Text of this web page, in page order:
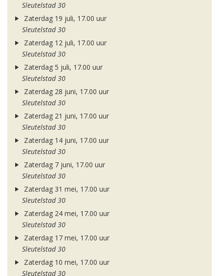
Sleutelstad 30
Zaterdag 19 juli, 17.00 uur
Sleutelstad 30
Zaterdag 12 juli, 17.00 uur
Sleutelstad 30
Zaterdag 5 juli, 17.00 uur
Sleutelstad 30
Zaterdag 28 juni, 17.00 uur
Sleutelstad 30
Zaterdag 21 juni, 17.00 uur
Sleutelstad 30
Zaterdag 14 juni, 17.00 uur
Sleutelstad 30
Zaterdag 7 juni, 17.00 uur
Sleutelstad 30
Zaterdag 31 mei, 17.00 uur
Sleutelstad 30
Zaterdag 24 mei, 17.00 uur
Sleutelstad 30
Zaterdag 17 mei, 17.00 uur
Sleutelstad 30
Zaterdag 10 mei, 17.00 uur
Sleutelstad 30